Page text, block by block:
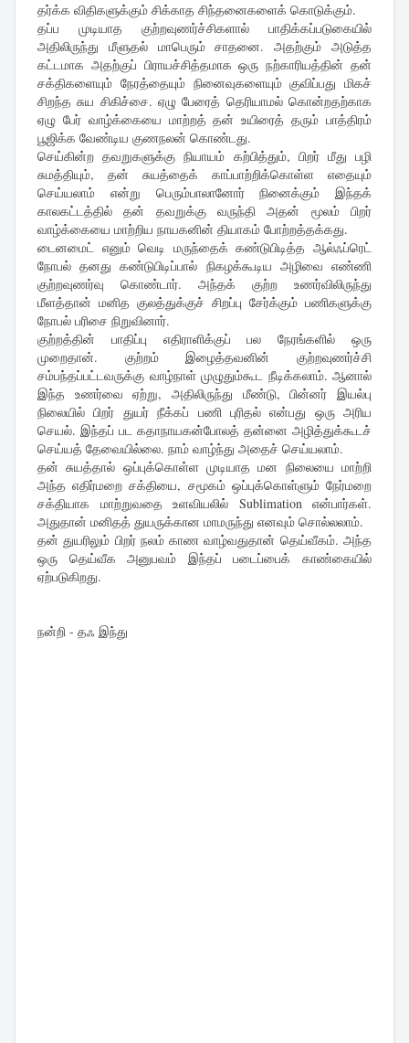
தர்க்க விதிகளுக்கும் சிக்காத சிந்தனைகளைக் கொடுக்கும்.
தப்ப முடியாத குற்றவுணர்ச்சிகளால் பாதிக்கப்படுகையில்
அதிலிருந்து மீளுதல் மாபெரும் சாதனை. அதற்கும் அடுத்த
கட்டமாக அதற்குப் பிராயச்சித்தமாக ஒரு நற்காரியத்தின் தன்
சக்திகளையும் நேரத்தையும் நினைவுகளையும் குவிப்பது மிகச்
சிறந்த சுய சிகிச்சை. ஏழு பேரைத் தெரியாமல் கொன்றதற்காக
ஏழு பேர் வாழ்க்கையை மாற்றத் தன் உயிரைத் தரும் பாத்திரம்
பூஜிக்க வேண்டிய குணநலன் கொண்டது.
செய்கின்ற தவறுகளுக்கு நியாயம் கற்பித்தும், பிறர் மீது பழி
சுமத்தியும், தன் சுயத்தைக் காப்பாற்றிக்கொள்ள எதையும்
செய்யலாம் என்று பெரும்பாலானோர் நினைக்கும் இந்தக்
காலகட்டத்தில் தன் தவறுக்கு வருந்தி அதன் மூலம் பிறர்
வாழ்க்கையை மாற்றிய நாயகனின் தியாகம் போற்றத்தக்கது.
டைனமைட் எனும் வெடி மருந்தைக் கண்டுபிடித்த ஆல்ஃப்ரெட்
நோபல் தனது கண்டுபிடிப்பால் நிகழக்கூடிய அழிவை எண்ணி
குற்றவுணர்வு கொண்டார். அந்தக் குற்ற உணர்விலிருந்து
மீளத்தான் மனித குலத்துக்குச் சிறப்பு சேர்க்கும் பணிகளுக்கு
நோபல் பரிசை நிறுவினார்.
குற்றத்தின் பாதிப்பு எதிராளிக்குப் பல நேரங்களில் ஒரு
முறைதான். குற்றம் இழைத்தவனின் குற்றவுணர்ச்சி
சம்பந்தப்பட்டவருக்கு வாழ்நாள் முழுதும்கூட நீடிக்கலாம். ஆனால்
இந்த உணர்வை ஏற்று, அதிலிருந்து மீண்டு, பின்னர் இயல்பு
நிலையில் பிறர் துயர் நீக்கப் பணி புரிதல் என்பது ஒரு அரிய
செயல். இந்தப் பட கதாநாயகன்போலத் தன்னை அழித்துக்கூடச்
செய்யத் தேவையில்லை. நாம் வாழ்ந்து அதைச் செய்யலாம்.
தன் சுயத்தால் ஒப்புக்கொள்ள முடியாத மன நிலையை மாற்றி
அந்த எதிர்மறை சக்தியை, சமூகம் ஒப்புக்கொள்ளும் நேர்மறை
சக்தியாக மாற்றுவதை உளவியலில் Sublimation என்பார்கள்.
அதுதான் மனிதத் துயருக்கான மாமருந்து எனவும் சொல்லலாம்.
தன் துயரிலும் பிறர் நலம் காண வாழ்வதுதான் தெய்வீகம். அந்த
ஒரு தெய்வீக அனுபவம் இந்தப் படைப்பைக் காண்கையில்
ஏற்படுகிறது.
நன்றி - தஃ இந்து